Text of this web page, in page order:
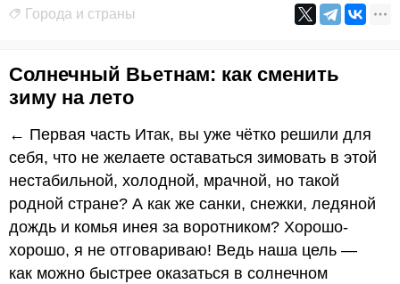
Города и страны
Солнечный Вьетнам: как сменить
зиму на лето
← Первая часть Итак, вы уже чётко решили для
себя, что не желаете оставаться зимовать в этой
нестабильной, холодной, мрачной, но такой
родной стране? А как же санки, снежки, ледяной
дождь и комья инея за воротником? Хорошо-
хорошо, я не отговариваю! Ведь наша цель —
как можно быстрее оказаться в солнечном